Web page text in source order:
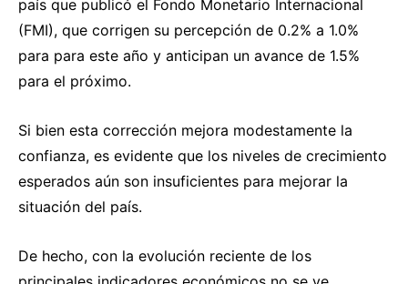
país que publicó el Fondo Monetario Internacional
(FMI), que corrigen su percepción de 0.2% a 1.0%
para para este año y anticipan un avance de 1.5%
para el próximo.
Si bien esta corrección mejora modestamente la
confianza, es evidente que los niveles de crecimiento
esperados aún son insuficientes para mejorar la
situación del país.
De hecho, con la evolución reciente de los